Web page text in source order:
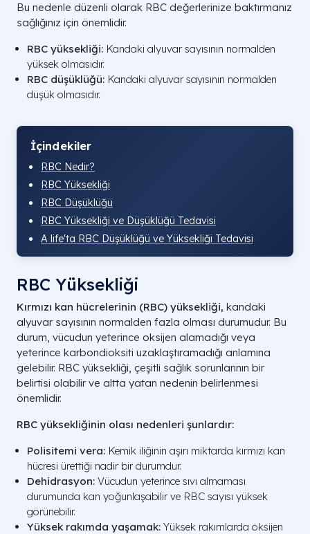
Bu nedenle düzenli olarak RBC değerlerinize baktırmanız
sağlığınız için önemlidir.
RBC yüksekliği: Kandaki alyuvar sayısının normalden
yüksek olmasıdır.
RBC düşüklüğü: Kandaki alyuvar sayısının normalden
düşük olmasıdır.
İçindekiler
RBC Nedir?
RBC Yüksekliği
RBC Düşüklüğü
RBC Yüksekliği ve Düşüklüğü Tedavisi
A life'ta RBC Düşüklüğü ve Yüksekliği Tedavisi
RBC Yüksekliği
Kırmızı kan hücrelerinin (RBC) yüksekliği, kandaki
alyuvar sayısının normalden fazla olması durumudur. Bu
durum, vücudun yeterince oksijen alamadığı veya
yeterince karbondioksiti uzaklaştıramadığı anlamına
gelebilir. RBC yüksekliği, çeşitli sağlık sorunlarının bir
belirtisi olabilir ve altta yatan nedenin belirlenmesi
önemlidir.
RBC yüksekliğinin olası nedenleri şunlardır:
Polisitemi vera: Kemik iliğinin aşırı miktarda kırmızı kan
hücresi ürettiği nadir bir durumdur.
Dehidrasyon: Vücudun yeterince sıvı almaması
durumunda kan yoğunlaşabilir ve RBC sayısı yüksek
görünebilir.
Yüksek rakımda yaşamak: Yüksek rakımlarda oksijen